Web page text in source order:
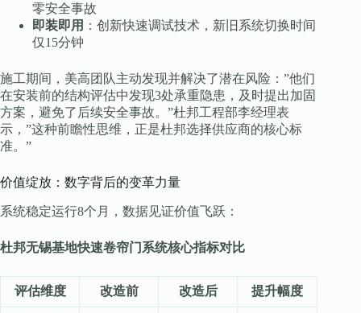
零安全事故
即装即用 ：创新快速调试技术，新旧系统切换时间
仅15分钟
施工期间，美高团队主动发现并解决了潜在风险：”他们
在安装前的结构评估中发现3处承重隐患，及时提出加固
方案，避免了后续安全事故。”杜邦工程部李经理表
示，”这种前瞻性思维，正是杜邦选择供应商的核心标
准。”
价值绽放：数字背后的变革力量
系统稳定运行8个月，数据见证价值飞跃：
杜邦无锡基地快速卷帘门系统核心指标对比
评估维度 改造前 改造后 提升幅度